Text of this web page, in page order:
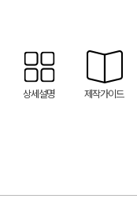
상세설명 제작가이드